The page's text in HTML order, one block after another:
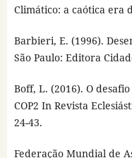
Climático: a caótica era
Barbieri, E. (1996).
São Paulo: Editora
Boff, L. (2016). O
COP2 In Revista
24-43.
Federação Mundial de